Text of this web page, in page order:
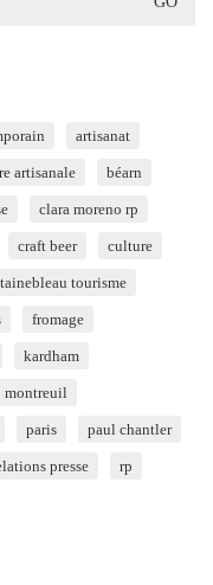
artisanat
artisanale béarn
clara moreno rp
craft beer culture
tourisme
fromage
kardham
montreuil
paris paul chantler
presse rp